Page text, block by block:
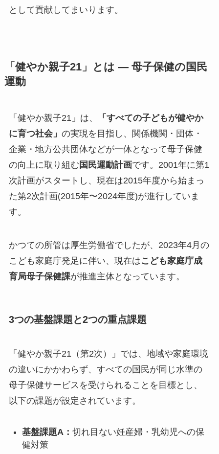
として貢献してまいります。
「健やか親子21」とは ― 母子保健の国民
運動
「健やか親子21」は、
「すべての子どもが健やか
に育つ社会」 の実現を目指し、関係機関・団体・
企業・地方公共団体などが一体となって母子保健
の向上に取り組む 国民運動計画です。2001年に第1
次計画がスタートし、現在は2015年度から始まっ
た第2次計画(2015年〜2024年度)が進行していま
す。
かつての所管は厚生労働省でしたが、2023年4月の
こども家庭庁発足に伴い、現在はこども家庭庁成
育局母子保健課が推進主体となっています。
3つの基盤課題と2つの重点課題
「健やか親子21（第2次）」では、地域や家庭環境
の違いにかかわらず、すべての国民が同じ水準の
母子保健サービスを受けられることを目標とし、
以下の課題が設定されています。
基盤課題A： 切れ目ない妊産婦・乳幼児への保
健対策